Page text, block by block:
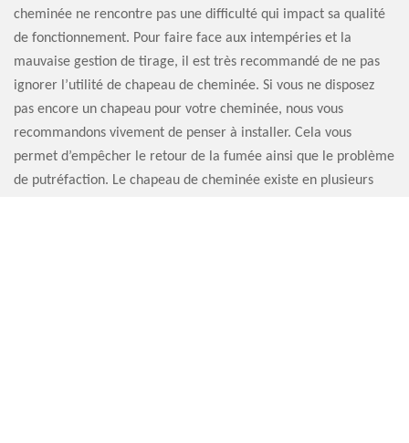
cheminée ne rencontre pas une difficulté qui impact sa qualité
de fonctionnement. Pour faire face aux intempéries et la
mauvaise gestion de tirage, il est très recommandé de ne pas
ignorer l’utilité de chapeau de cheminée. Si vous ne disposez
pas encore un chapeau pour votre cheminée, nous vous
recommandons vivement de penser à installer. Cela vous
permet d’empêcher le retour de la fumée ainsi que le problème
de putréfaction. Le chapeau de cheminée existe en plusieurs